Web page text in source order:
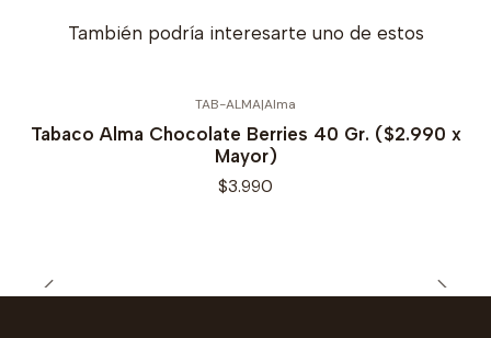
También podría interesarte uno de estos
TAB-ALMA|Alma
Tabaco Alma Chocolate Berries 40 Gr. ($2.990 x
Mayor)
$3.990